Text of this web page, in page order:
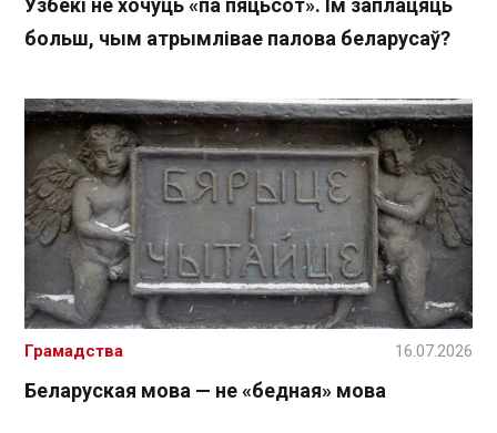
Узбекі не хочуць «па пяцьсот». Ім заплацяць
больш, чым атрымлівае палова беларусаў?
Беларуская мова — не «бедная» мова
Грамадства 16.07.2026